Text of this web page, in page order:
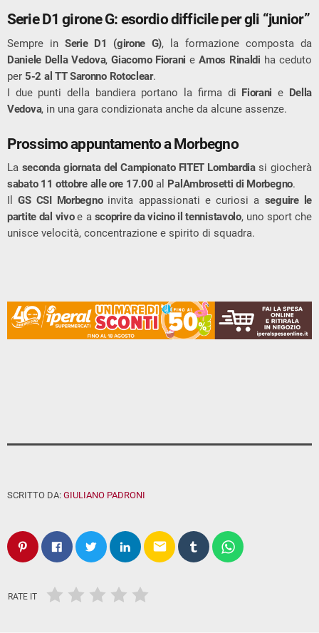
Serie D1 girone G: esordio difficile per gli “junior”
Sempre in Serie D1 (girone G), la formazione composta da
Daniele Della Vedova,Giacomo Fiorani eAmos Rinaldi ha ceduto
per 5-2 al TT Saronno Rotoclear.
I due punti della bandiera portano la firma di Fiorani e Della
Vedova, in una gara condizionata anche da alcune assenze.
Prossimo appuntamento a Morbegno
La seconda giornata del Campionato FITET Lombardiasi giocherà
sabato 11 ottobre alle ore 17.00 al PalAmbrosetti di Morbegno.
IlGS CSI Morbegnoinvita appassionati e curiosi a seguire le
partite dal vivoe a scoprire da vicino il tennistavolo, uno sport che
unisce velocità, concentrazione e spirito di squadra.
SCRITTO DA: GIULIANO PADRONI
email
RATE IT